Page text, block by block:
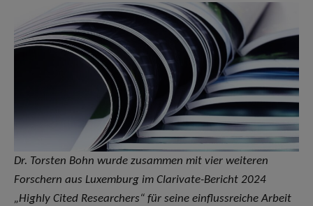
Dr. Torsten Bohn wurde zusammen mit vier weiteren
Forschern aus Luxemburg im Clarivate-Bericht 2024
„Highly Cited Researchers“ für seine einflussreiche Arbeit